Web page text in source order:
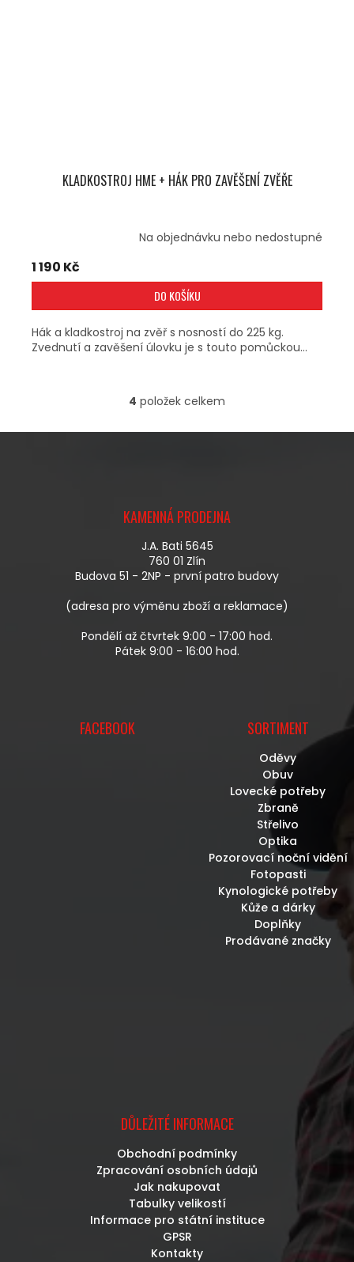
KLADKOSTROJ HME + HÁK PRO ZAVĚŠENÍ ZVĚŘE
Na objednávku nebo nedostupné
1 190 Kč
DO KOŠÍKU
Hák a kladkostroj na zvěř s nosností do 225 kg.
Zvednutí a zavěšení úlovku je s touto pomůckou...
O
L
Í
P
R
V
K
V
P
I
4 položek celkem
KAMENNÁ PRODEJNA
J.A. Bati 5645
760 01 Zlín
Budova 51 - 2NP - první patro budovy
(adresa pro výměnu zboží a reklamace)
Pondělí až čtvrtek 9:00 - 17:00 hod.
Pátek 9:00 - 16:00 hod.
FACEBOOK SORTIMENT
Oděvy
Obuv
Lovecké potřeby
Zbraně
Střelivo
Optika
Pozorovací noční vidění
Fotopasti
Kynologické potřeby
Kůže a dárky
Doplňky
Prodávané značky
DŮLEŽITÉ INFORMACE
Obchodní podmínky
Zpracování osobních údajů
Jak nakupovat
Tabulky velikostí
Informace pro státní instituce
GPSR
Kontakty